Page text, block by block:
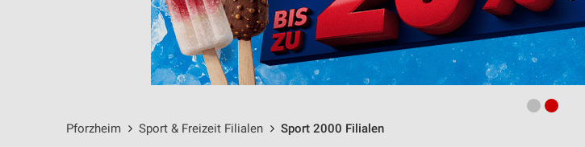
Pforzheim Sport & Freizeit Filialen Sport 2000 Filialen